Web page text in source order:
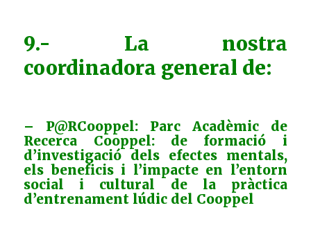
9.- La nostra
coordinadora general de:
– P@RCooppel: Parc Acadèmic de
Recerca Cooppel: de formació i
d’investigació dels efectes mentals,
els beneficis i l’impacte en l’entorn
social i cultural de la pràctica
d’entrenament lúdic del Cooppel